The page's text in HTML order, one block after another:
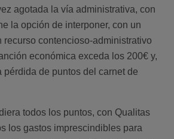
agotada la vía administrativa, con
la opción de interponer, con un
recurso contencioso-administrativo
económica exceda los 200€ y,
pérdida de puntos del carnet de
todos los puntos, con Qualitas
los gastos imprescindibles para